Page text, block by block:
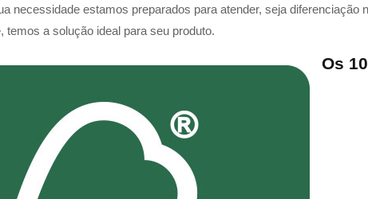
necessidade estamos preparados para atender, seja diferenciação
temos a solução ideal para seu produto.
Os